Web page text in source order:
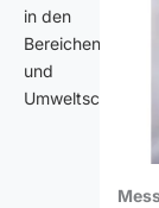
in den
Bereichen Medizin
und
Umweltschutz